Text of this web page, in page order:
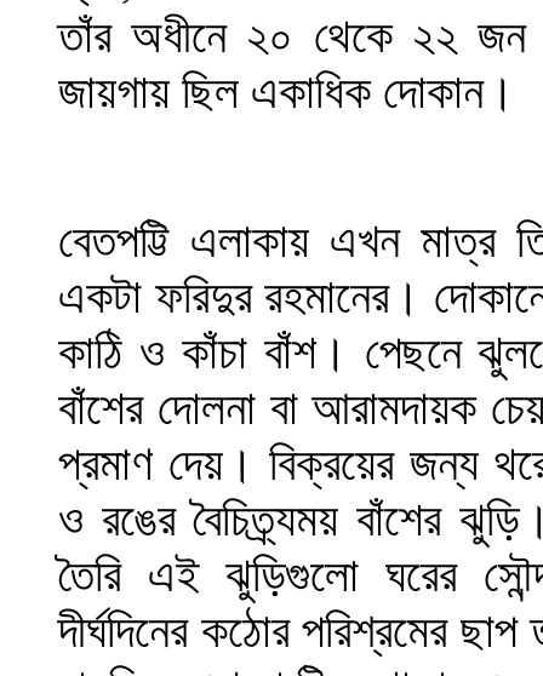
তাঁর অধীনে ২০ থেকে ২২ জন
জায়গায় ছিল একাধিক দোকান।
বেতপট্টি এলাকায় এখন
একটা ফরিদুর রহমানের।
কাঠি ও কাঁচা বাঁশ। পেছনে
বাঁশের দোলনা বা আরামদায়ক
প্রমাণ দেয়। বিক্রয়ের জন্য
ও রঙের বৈচিত্র্যময় বাঁশের
তৈরি এই ঝুড়িগুলো ঘরের
দীর্ঘদিনের কঠোর পরিশ্রমের